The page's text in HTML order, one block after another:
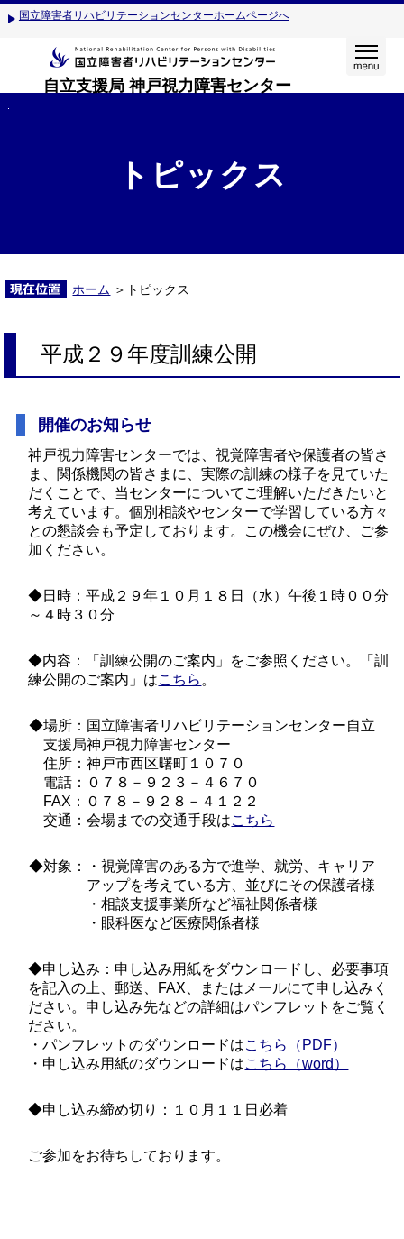
国立障害者リハビリテーションセンターホームページへ
自立支援局 神戸視力障害センター
トピックス
ホーム ＞トピックス
平成２９年度訓練公開
開催のお知らせ
神戸視力障害センターでは、視覚障害者や保護者の皆さ
ま、関係機関の皆さまに、実際の訓練の様子を見ていた
だくことで、当センターについてご理解いただきたいと
考えています。個別相談やセンターで学習している方々
との懇談会も予定しております。この機会にぜひ、ご参
加ください。
◆日時：平成２９年１０月１８日（水）午後１時００分
～４時３０分
◆内容：「訓練公開のご案内」をご参照ください。「訓
練公開のご案内」はこちら 。
◆場所：国立障害者リハビリテーションセンター自立
支援局神戸視力障害センター
住所：神戸市西区曙町１０７０
電話：０７８－９２３－４６７０
FAX：０７８－９２８－４１２２
交通：会場までの交通手段はこちら
◆対象：・視覚障害のある方で進学、就労、キャリア
アップを考えている方、並びにその保護者様
・相談支援事業所など福祉関係者様
・眼科医など医療関係者様
◆申し込み：申し込み用紙をダウンロードし、必要事項
を記入の上、郵送、FAX、またはメールにて申し込みく
ださい。申し込み先などの詳細はパンフレットをご覧く
ださい。
・パンフレットのダウンロードはこちら（PDF）
・申し込み用紙のダウンロードはこちら（word）
◆申し込み締め切り：１０月１１日必着
ご参加をお待ちしております。